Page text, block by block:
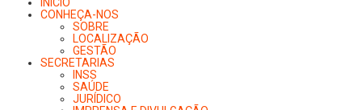
CONHEÇA-NOS
SOBRE
LOCALIZAÇÃO
GESTÃO
SECRETARIAS
INSS
SAÚDE
JURÍDICO